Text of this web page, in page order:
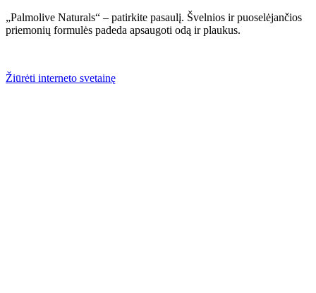
„Palmolive Naturals“ – patirkite pasaulį. Švelnios ir puoselėjančios
priemonių formulės padeda apsaugoti odą ir plaukus.
Žiūrėti interneto svetainę